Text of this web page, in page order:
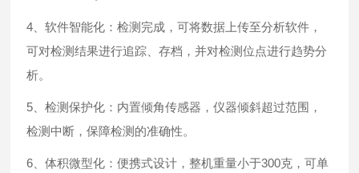
4、软件智能化：检测完成，可将数据上传至分析软件，
可对检测结果进行追踪、存档，并对检测位点进行趋势分
析。
5、检测保护化：内置倾角传感器，仪器倾斜超过范围，
检测中断，保障检测的准确性。
6、体积微型化：便携式设计，整机重量小于300克，可单